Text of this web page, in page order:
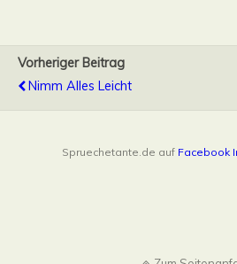
Vorheriger Beitrag
Nimm Alles Leicht
Spruechetante.de auf Facebook